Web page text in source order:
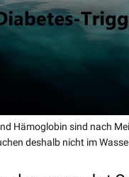
Hämoglobin sind nach
deshalb nicht im